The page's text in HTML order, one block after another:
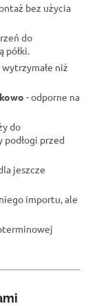
bez użycia
do
niż
- odporne na
do
podłogi przed
jeszcze
importu, ale